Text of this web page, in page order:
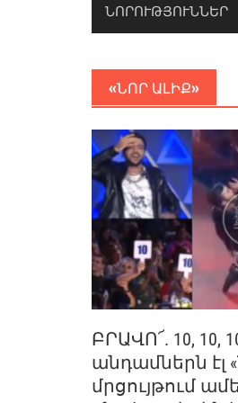
ՆՈՐՈՒԹՅՈՒՆՆԵՐ
«ՆՈՐ ԱԼԻՔ»
ԲՐԱՎՈ՜. 10, 10,
անդամներն էլ
մրցույթում